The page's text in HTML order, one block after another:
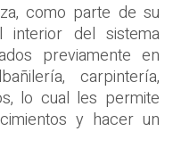
como parte de su
interior del sistema
previamente en
carpintería,
lo cual les permite
y hacer un